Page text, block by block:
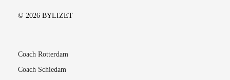
© 2026 BYLIZET
Coach Rotterdam
Coach Schiedam